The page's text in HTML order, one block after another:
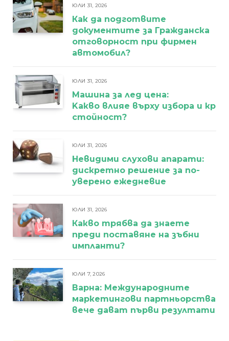
ЮЛИ 31, 2026
Как да подготвите
документите за Гражданска
отговорност при фирмен
автомобил?
ЮЛИ 31, 2026
Машина за лед цена:
Kакво влияе върху избора и
стойност?
ЮЛИ 31, 2026
Невидими слухови апарати:
дискретно решение за по-
уверено ежедневие
ЮЛИ 31, 2026
Какво трябва да знаете
преди поставяне на зъбни
импланти?
ЮЛИ 7, 2026
Варна: Международните
маркетингови партньорства
вече дават първи резултати